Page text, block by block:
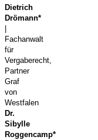
Dietrich
Drömann*
Fachanwalt
für
Vergaberecht,
Partner
Graf
von
Westfalen
Dr.
Sibylle
Roggencamp*